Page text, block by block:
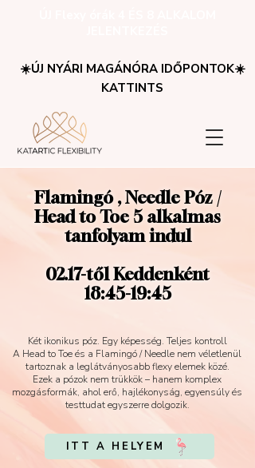
☀️ÚJ NYÁRI MAGÁNÓRA IDŐPONTOK☀️
KATTINTS
Flamingó , Needle Póz /
Head to Toe 5 alkalmas
tanfolyam indul
02.17-től Keddenként
18:45-19:45
Két ikonikus póz. Egy képesség. Teljes kontroll
A Head to Toe és a Flamingó / Needle nem véletlenül
tartoznak a leglátványosabb flexy elemek közé.
Ezek a pózok nem trükkök – hanem komplex
mozgásformák, ahol erő, hajlékonyság, egyensúly és
testtudat egyszerre dolgozik.
ITT A HELYEM